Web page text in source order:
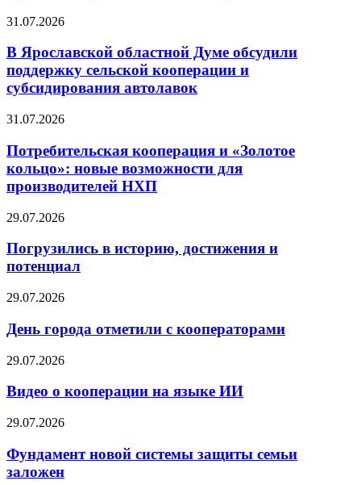
31.07.2026
В Ярославской областной Думе обсудили
поддержку сельской кооперации и
субсидирования автолавок
31.07.2026
Потребительская кооперация и «Золотое
кольцо»: новые возможности для
производителей НХП
29.07.2026
Погрузились в историю, достижения и
потенциал
29.07.2026
День города отметили с кооператорами
29.07.2026
Видео о кооперации на языке ИИ
29.07.2026
Фундамент новой системы защиты семьи
заложен